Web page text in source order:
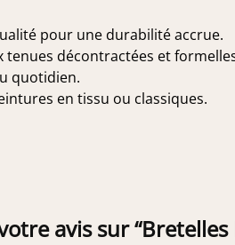
pour une durabilité accrue.
tenues décontractées et
quotidien.
en tissu ou classiques.
avis sur